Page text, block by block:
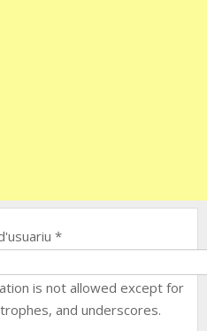
*
is not allowed except for
and underscores.